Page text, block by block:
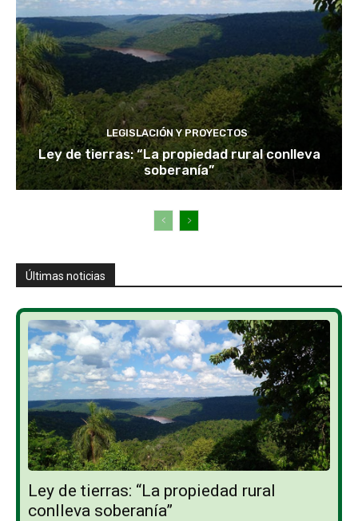
LEGISLACIÓN Y PROYECTOS
Ley de tierras: “La propiedad rural conlleva
soberanía”
Últimas noticias
Ley de tierras: “La propiedad rural
conlleva soberanía”